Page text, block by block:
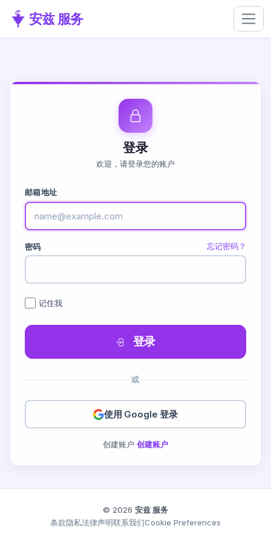
安兹 服务
登录
欢迎，请登录您的账户
邮箱地址
密码 忘记密码？
记住我
登录
或
使用 Google 登录
创建账户 创建账户
© 2026 安兹 服务
条款隐私法律声明联系我们Cookie Preferences